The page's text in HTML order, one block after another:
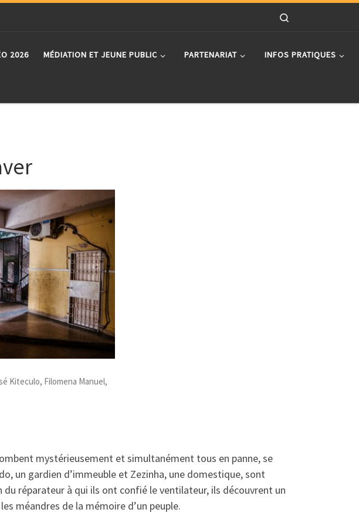
2026 MÉDIATION ET JEUNE PUBLIC PARTENARIAT INFOS PRATIQUES
Kiteculo, Filomena Manuel,
mystérieusement et simultanément tous en panne, se
un gardien d’immeuble et Zezinha, une domestique, sont
réparateur à qui ils ont confié le ventilateur, ils découvrent un
méandres de la mémoire d’un peuple.